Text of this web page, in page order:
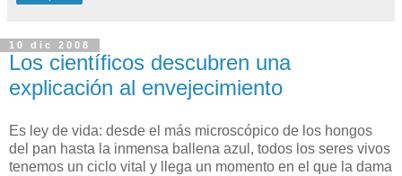
10 dic 2008
Los científicos descubren una
explicación al envejecimiento
Es ley de vida: desde el más microscópico de los hongos
del pan hasta la inmensa ballena azul, todos los seres vivos
tenemos un ciclo vital y llega un momento en el que la dama